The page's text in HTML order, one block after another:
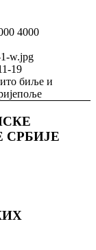
4000
w.jpg
19
биље и
СРБИЈЕ